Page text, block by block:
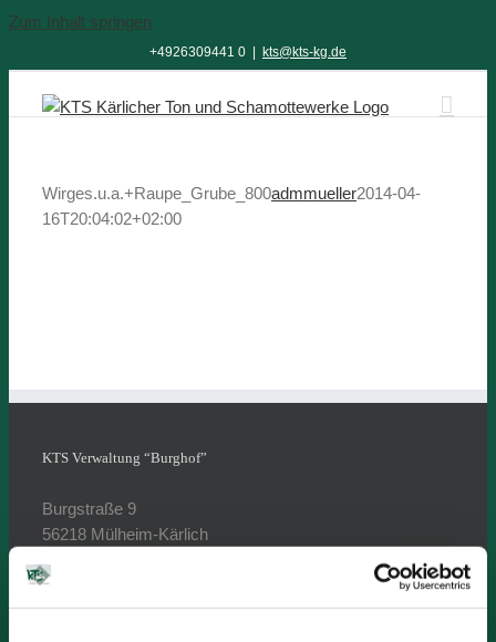
Zum Inhalt springen
+4926309441 0 kts@kts-kg.de
Wirges.u.a.+Raupe_Grube_800admmueller2014-04-
16T20:04:02+02:00
KTS Verwaltung “Burghof”
Burgstraße 9
56218 Mülheim-Kärlich
Öffnungszeiten:
Montag bis Donnerstag